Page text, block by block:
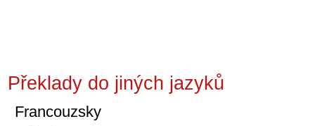
Překlady do jiných jazyků
Francouzsky